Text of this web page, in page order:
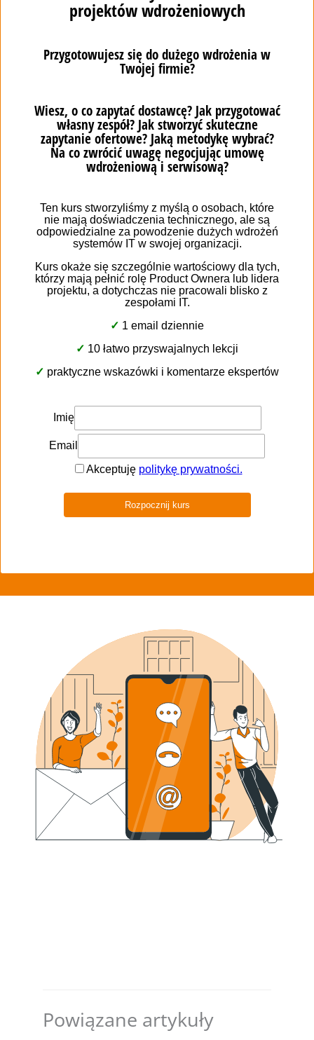
купівлі та продажу. Як вони розвиваються
бізнесу. Сьогодні виходить цукор очікування
підприємців, які хочуть приймати стратегічні
зібраних на кожному етапі шляху клієнта.
Запитай нас про систему Sugar і скористайся
комплексною платформою управління
механізмами автоматизації маркетингу.
Консультація фахівця з впровадження можна
організувати за допомогою календаря, що
додається нижче. Запрошуємо!
Зареєструйся на
консультацію з
експертами по
впровадженню
eVolpe
WYBIERZ TERMIN
Powiązane artykuły